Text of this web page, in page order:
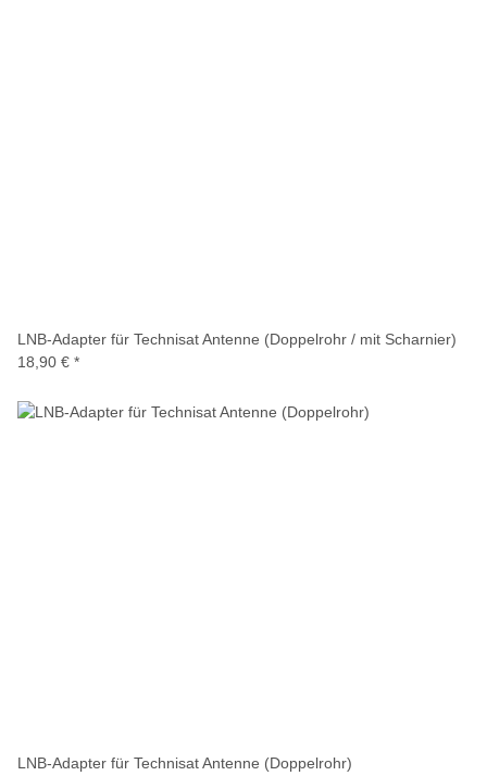
LNB-Adapter für Technisat Antenne (Doppelrohr / mit Scharnier)
18,90 € *
LNB-Adapter für Technisat Antenne (Doppelrohr)